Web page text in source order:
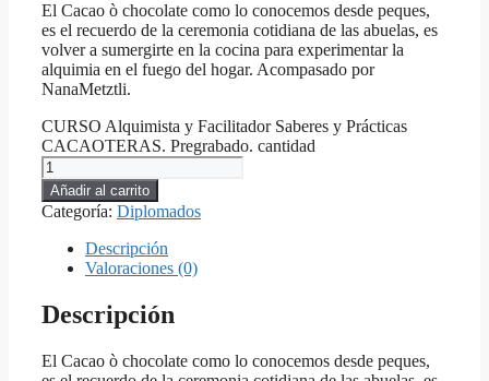
El Cacao ò chocolate como lo conocemos desde peques,
es el recuerdo de la ceremonia cotidiana de las abuelas, es
volver a sumergirte en la cocina para experimentar la
alquimia en el fuego del hogar. Acompasado por
NanaMetztli.
CURSO Alquimista y Facilitador Saberes y Prácticas
CACAOTERAS. Pregrabado. cantidad
Añadir al carrito
Categoría: Diplomados
Descripción
Valoraciones (0)
Descripción
El Cacao ò chocolate como lo conocemos desde peques,